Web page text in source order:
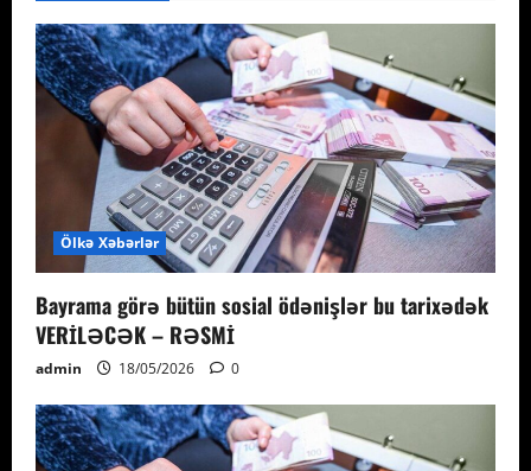
Ölkə Xəbərlər
Bayrama görə bütün sosial ödənişlər bu tarixədək
VERİLƏCƏK – RƏSMİ
admin 18/05/2026 0